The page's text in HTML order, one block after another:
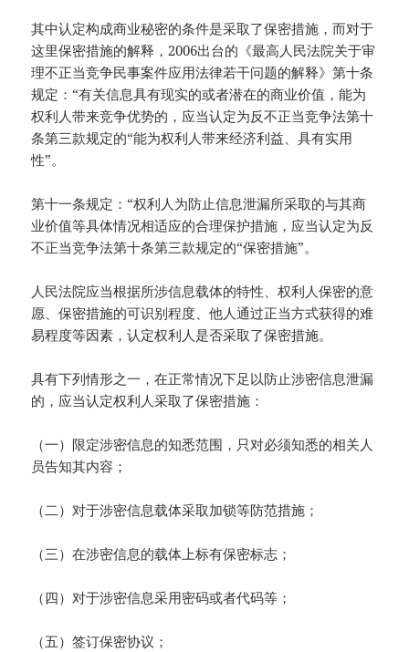
其中认定构成商业秘密的条件是采取了保密措施，而对于
这里保密措施的解释，2006出台的《最高人民法院关于审
理不正当竞争民事案件应用法律若干问题的解释》第十条
规定：“有关信息具有现实的或者潜在的商业价值，能为
权利人带来竞争优势的，应当认定为反不正当竞争法第十
条第三款规定的“能为权利人带来经济利益、具有实用
性”。
第十一条规定：“权利人为防止信息泄漏所采取的与其商
业价值等具体情况相适应的合理保护措施，应当认定为反
不正当竞争法第十条第三款规定的“保密措施”。
人民法院应当根据所涉信息载体的特性、权利人保密的意
愿、保密措施的可识别程度、他人通过正当方式获得的难
易程度等因素，认定权利人是否采取了保密措施。
具有下列情形之一，在正常情况下足以防止涉密信息泄漏
的，应当认定权利人采取了保密措施：
（一）限定涉密信息的知悉范围，只对必须知悉的相关人
员告知其内容；
（二）对于涉密信息载体采取加锁等防范措施；
（三）在涉密信息的载体上标有保密标志；
（四）对于涉密信息采用密码或者代码等；
（五）签订保密协议；